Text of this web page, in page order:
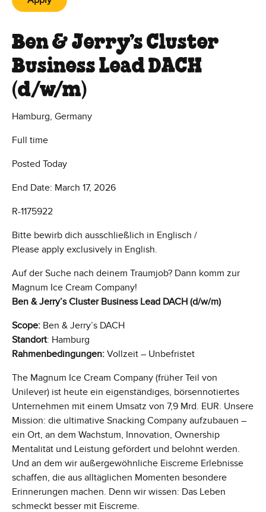
Ben & Jerry’s Cluster
Business Lead DACH
(d/w/m)
Hamburg, Germany
Full time
Posted Today
End Date: March 17, 2026
R-1175922
Bitte bewirb dich ausschließlich in Englisch /
Please apply exclusively in English.
Auf der Suche nach deinem Traumjob? Dann komm zur
Magnum Ice Cream Company!
Ben & Jerry’s Cluster Business Lead DACH (d/w/m)
Scope: Ben & Jerry’s DACH
Standort: Hamburg
Rahmenbedingungen: Vollzeit – Unbefristet
The Magnum Ice Cream Company (früher Teil von
Unilever) ist heute ein eigenständiges, börsennotiertes
Unternehmen mit einem Umsatz von 7,9 Mrd. EUR. Unsere
Mission: die ultimative Snacking Company aufzubauen –
ein Ort, an dem Wachstum, Innovation, Ownership
Mentalität und Leistung gefördert und belohnt werden.
Und an dem wir außergewöhnliche Eiscreme Erlebnisse
schaffen, die aus alltäglichen Momenten besondere
Erinnerungen machen. Denn wir wissen: Das Leben
schmeckt besser mit Eiscreme.